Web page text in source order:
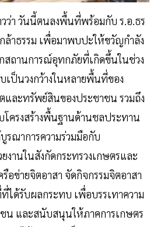
ว่า วันนี้ตนลงพื้นที่พร้อมกับ ร.อ.ธร
ล้าธรรม เพื่อมาพบปะให้ขวัญกำลัง
สถานการณ์อุทกภัยที่เกิดขึ้นในช่วง
เป็นวงกว้างในหลายพื้นที่ของ
และทรัพย์สินของประชาชน รวมถึง
โครงสร้างพื้นฐานด้านชลประทาน
รณาการความร่วมมือกับ
านในสังกัดกระทรวงเกษตรและ
อข่ายจิตอาสา จัดกิจกรรมจิตอาสา
ด้รับผลกระทบ เพื่อบรรเทาความ
น และสนับสนุนให้ภาคการเกษตร